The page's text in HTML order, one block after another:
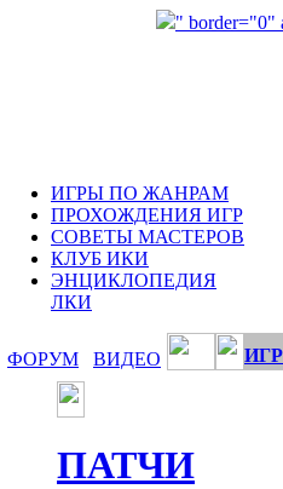
" border="0"
ИГРЫ ПО ЖАНРАМ
ПРОХОЖДЕНИЯ ИГР
СОВЕТЫ МАСТЕРОВ
КЛУБ ИКИ
ЭНЦИКЛОПЕДИЯ
ЛКИ
ФОРУМ ВИДЕО
ПАТЧИ